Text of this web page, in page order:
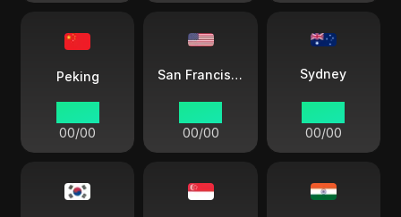
Peking
00/00
San Francisco
00/00
Sydney
00/00